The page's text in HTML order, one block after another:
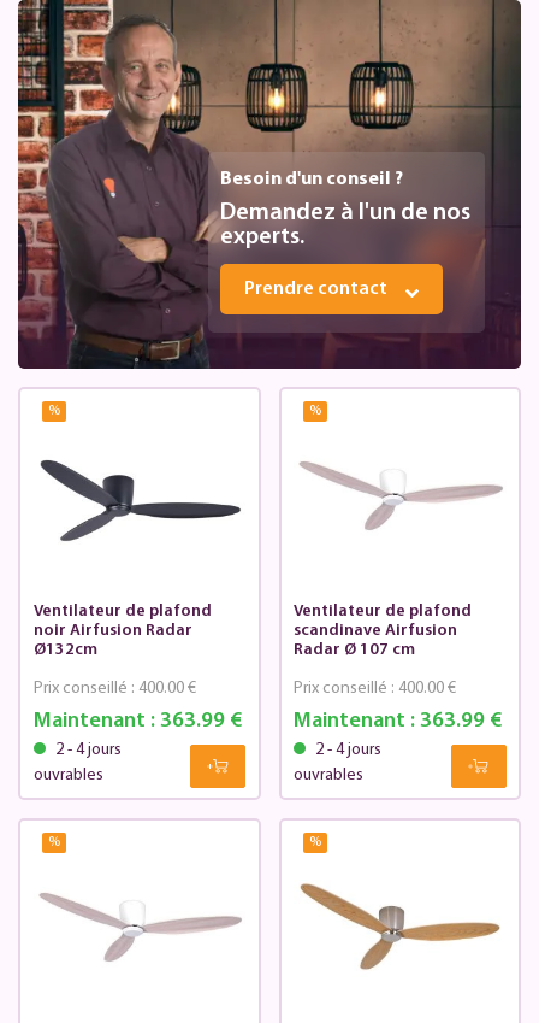
Besoin d'un conseil ?
Demandez à l'un de nos
experts.
Prendre contact
%
Ventilateur de plafond
noir Airfusion Radar
Ø132cm
Maintenant :363.99 €
Prix conseillé : 400.00 €
2 - 4 jours
ouvrables
%
Ventilateur de plafond
scandinave Airfusion
Radar Ø 107 cm
Maintenant : 363.99 €
Prix conseillé : 400.00 €
2 - 4 jours
ouvrables
% %